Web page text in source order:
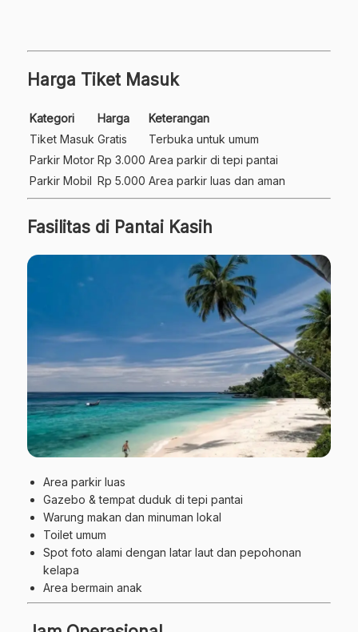
Harga Tiket Masuk
Kategori Harga
Keterangan
Tiket Masuk Gratis
Terbuka untuk umum
Parkir Motor Rp 3.000 Area parkir di tepi pantai
Parkir Mobil Rp 5.000 Area parkir luas dan aman
Fasilitas di Pantai Kasih
Area parkir luas
Gazebo & tempat duduk di tepi pantai
Warung makan dan minuman lokal
Toilet umum
Spot foto alami dengan latar laut dan pepohonan
kelapa
Area bermain anak